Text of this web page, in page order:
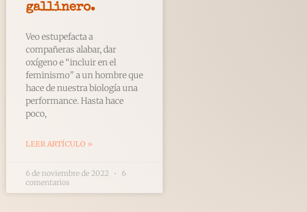
gallinero.
Veo estupefacta a
compañeras alabar, dar
oxígeno e “incluir en el
feminismo” a un hombre que
hace de nuestra biología una
performance. Hasta hace
poco,
LEER ARTÍCULO »
6 de noviembre de 2022
6
comentarios